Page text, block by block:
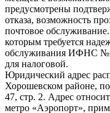
предусмотрены
отказа, возможность
почтовое
которым требуется
обслуживания ИФНС
для налоговой.
Юридический адрес
Хорошевском районе,
47, стр. 2. Адрес
метро «Аэропорт»,